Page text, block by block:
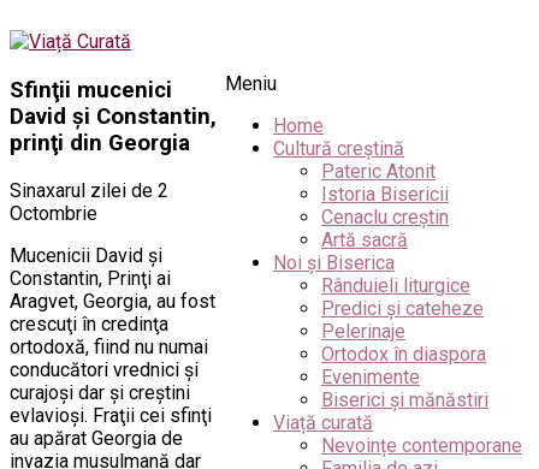
Meniu
Home
Cultură creștină
Pateric Atonit
Istoria Bisericii
Cenaclu creștin
Artă sacră
Noi și Biserica
Rânduieli liturgice
Predici și cateheze
Pelerinaje
Ortodox în diaspora
Evenimente
Biserici și mănăstiri
Viață curată
Nevoințe contemporane
Sfinţii mucenici
David şi Constantin,
prinţi din Georgia
Sinaxarul zilei de 2
Octombrie
Mucenicii David şi
Constantin, Prinţi ai
Aragvet, Georgia, au fost
crescuţi în credinţa
ortodoxă, fiind nu numai
conducători vrednici şi
curajoşi dar şi creştini
evlavioşi. Fraţii cei sfinţi
au apărat Georgia de
invazia musulmană dar